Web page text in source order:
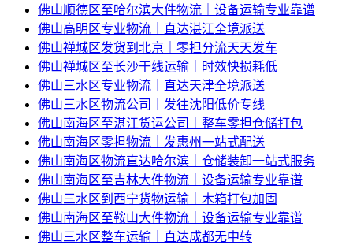
佛山顺德区至哈尔滨大件物流｜设备运输专业靠谱
佛山高明区专业物流｜直达湛江全境派送
佛山禅城区发货到北京｜零担分流天天发车
佛山禅城区至长沙干线运输｜时效快损耗低
佛山三水区专业物流｜直达天津全境派送
佛山三水区物流公司｜发往沈阳低价专线
佛山南海区至湛江货运公司｜整车零担仓储打包
佛山南海区零担物流｜发惠州一站式配送
佛山南海区物流直达哈尔滨｜仓储装卸一站式服务
佛山南海区至吉林大件物流｜设备运输专业靠谱
佛山三水区到西宁货物运输｜木箱打包加固
佛山南海区至鞍山大件物流｜设备运输专业靠谱
佛山三水区整车运输｜直达成都无中转